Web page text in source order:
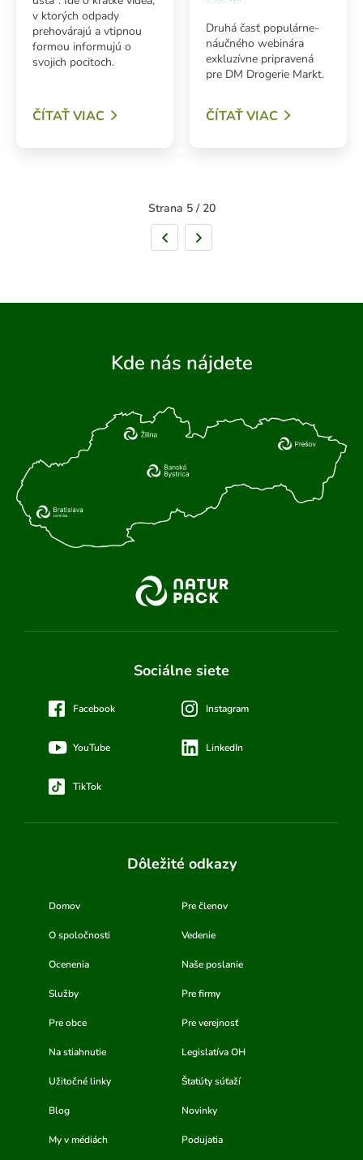
v ktorých odpady
prehovárajú a vtipnou
formou informujú o
svojich pocitoch.
ČÍTAŤ VIAC
Druhá časť populárne-
náučného webinára
exkluzívne pripravená
pre DM Drogerie Markt.
ČÍTAŤ VIAC
Strana 5 / 20
Kde nás nájdete
Sociálne siete
Facebook Instagram
YouTube LinkedIn
TikTok
Dôležité odkazy
Domov Pre členov
O spoločnosti Vedenie
Ocenenia Naše poslanie
Služby Pre firmy
Pre obce Pre verejnosť
Na stiahnutie Legislatíva OH
Užitočné linky Štatúty súťaží
Blog Novinky
My v médiách Podujatia